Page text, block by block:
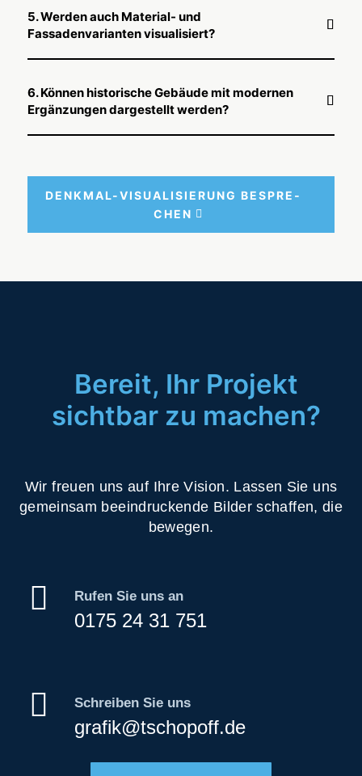
5. Werden auch Material- und
Fassadenvarianten visualisiert?
6. Können historische Gebäude mit modernen
Ergänzungen dargestellt werden?
DENK­MAL-VISUA­LI­SIE­RUNG BESPRE­
CHEN
Bereit, Ihr Projekt
sichtbar zu machen?
Wir freuen uns auf Ihre Vision. Lassen Sie uns
gemeinsam beeindruckende Bilder schaffen, die
bewegen.
 Rufen Sie uns an
0175 24 31 751
 Schreiben Sie uns
grafik@tschopoff.de